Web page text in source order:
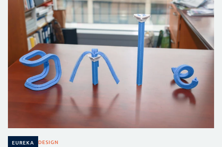
EUREKA DESIGN